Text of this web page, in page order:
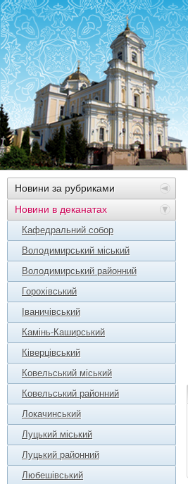
Новини за рубриками
Новини в деканатах
Кафедральний собор
Володимирський міський
Володимирський районний
Горохівський
Іваничівський
Камінь-Каширський
Ківерцівський
Ковельський міський
Ковельський районний
Локачинський
Луцький міський
Луцький районний
Любешівський